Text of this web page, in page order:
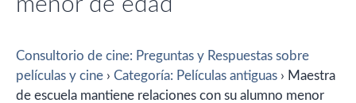
menor de edad
Consultorio de cine: Preguntas y Respuestas sobre
películas y cine › Categoría: Películas antiguas › Maestra
de escuela mantiene relaciones con su alumno menor